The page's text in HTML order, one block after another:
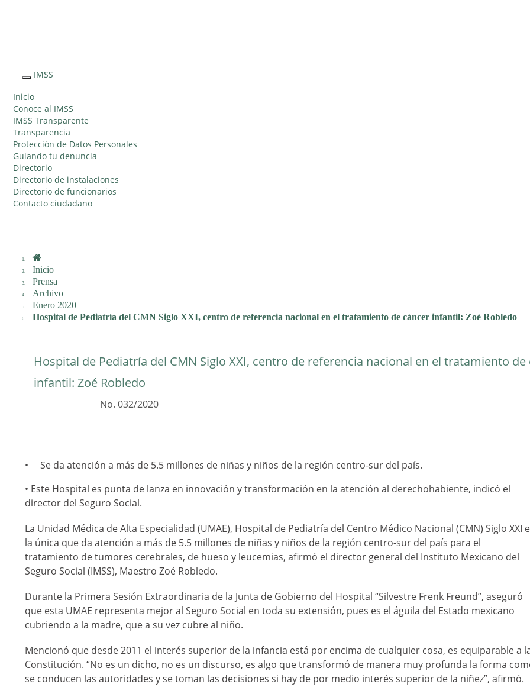
Interruptor
Navegación
IMSS
Inicio
Conoce al IMSS
IMSS Transparente
Transparencia
Protección de Datos Personales
Guiando tu denuncia
Directorio
Directorio de instalaciones
Directorio de funcionarios
Contacto ciudadano
Inicio
Prensa
Archivo
Enero 2020
Hospital de Pediatría del CMN Siglo XXI, centro de referencia nacional en el tratamiento de cáncer infantil: Zoé Robledo
Hospital de Pediatría del CMN Siglo XXI, centro de referencia nacional en el tratamiento de
infantil: Zoé Robledo
No. 032/2020
Se da atención a más de 5.5 millones de niñas y niños de la región centro-sur del país.
• Este Hospital es punta de lanza en innovación y transformación en la atención al derechohabiente, indicó el
director del Seguro Social.
La Unidad Médica de Alta Especialidad (UMAE), Hospital de Pediatría del Centro Médico Nacional (CMN) Siglo XXI
la única que da atención a más de 5.5 millones de niñas y niños de la región centro-sur del país para el
tratamiento de tumores cerebrales, de hueso y leucemias, afirmó el director general del Instituto Mexicano del
Seguro Social (IMSS), Maestro Zoé Robledo.
Durante la Primera Sesión Extraordinaria de la Junta de Gobierno del Hospital “Silvestre Frenk Freund”, aseguró
que esta UMAE representa mejor al Seguro Social en toda su extensión, pues es el águila del Estado mexicano
cubriendo a la madre, que a su vez cubre al niño.
Mencionó que desde 2011 el interés superior de la infancia está por encima de cualquier cosa, es equiparable a
Constitución. “No es un dicho, no es un discurso, es algo que transformó de manera muy profunda la forma
se conducen las autoridades y se toman las decisiones si hay de por medio interés superior de la niñez”, afirmó.